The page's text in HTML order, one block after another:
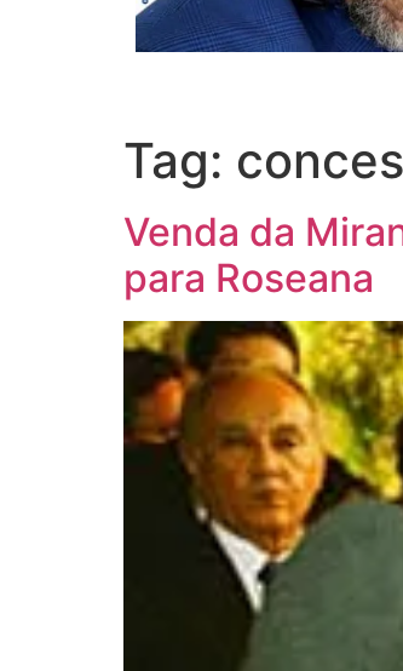
Tag:
Venda da
para Roseana